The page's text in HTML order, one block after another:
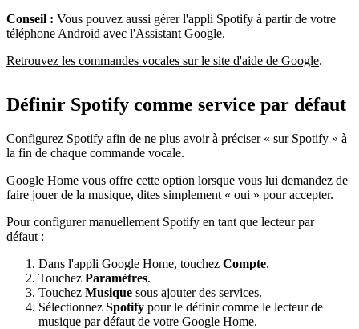
Conseil : Vous pouvez aussi gérer l'appli Spotify à partir de votre
téléphone Android avec l'Assistant Google.
Retrouvez les commandes vocales sur le site d'aide de Google.
Définir Spotify comme service par défaut
Configurez Spotify afin de ne plus avoir à préciser « sur Spotify » à
la fin de chaque commande vocale.
Google Home vous offre cette option lorsque vous lui demandez de
faire jouer de la musique, dites simplement « oui » pour accepter.
Pour configurer manuellement Spotify en tant que lecteur par
défaut :
Dans l'appli Google Home, touchez Compte.
Touchez Paramètres.
Touchez Musique sous ajouter des services.
Sélectionnez Spotify pour le définir comme le lecteur de
musique par défaut de votre Google Home.